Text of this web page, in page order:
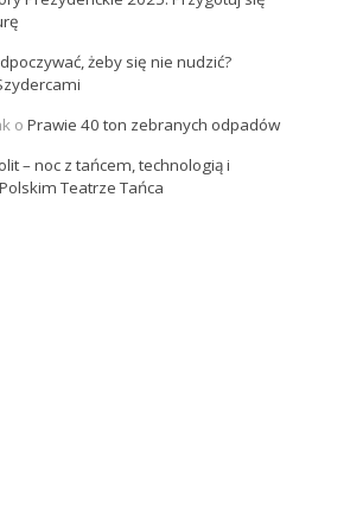
żeby się nie nudzić?
o Prawie 40 ton zebranych odpadów
– noc z tańcem, technologią i
Teatrze Tańca